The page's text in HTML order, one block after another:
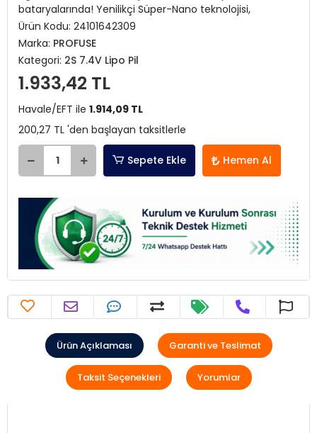
bataryalarında! Yenilikçi Süper-Nano teknolojisi,
Ürün Kodu: 24101642309
Marka: PROFUSE
Kategori: 2S 7.4V Lipo Pil
1.933,42 TL
Havale/EFT ile 1.914,09 TL
200,27 TL 'den başlayan taksitlerle
Sepete Ekle Hemen Al
Ürün Açıklaması Garanti ve Teslimat
Taksit Seçenekleri Yorumlar